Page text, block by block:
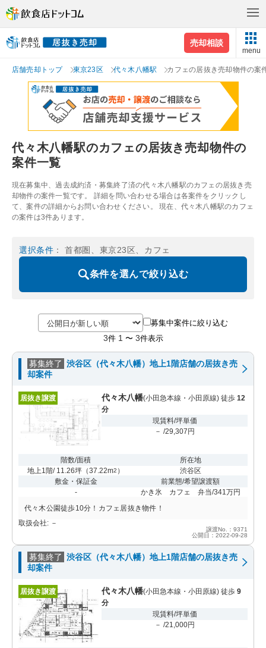
売却相談
menu
店舗売却トップ 東京23区 代々木八幡駅 カフェの居抜き売却物件の案
代々木八幡駅のカフェの居抜き売却物件の
案件一覧
現在募集中、過去成約済・募集終了済の代々木八幡駅のカフェの居抜き売
却物件の案件一覧です。 詳細を問い合わせる場合は各案件をクリックし
て、案件の詳細からお問い合わせください。 現在、代々木八幡駅のカフェ
の案件は3件あります。
選択条件 ： 首都圏、東京23区、カフェ
条件を選んで絞り込む
募集中案件に絞り込む
3件 1 〜 3件表示
募集終了 渋谷区（代々木八幡）地上1階店舗の居抜き売
却案件
居抜き譲渡 代々木八幡(小田急本線・小田原線) 徒歩 12
分
現賃料/坪単価
－ /29,307円
階数/面積
地上1階/ 11.26坪 （37.22m2 ）
所在地
渋谷区
敷金・保証金
-
前業態/希望譲渡額
かき氷 カフェ 弁当/341万円
代々木公園徒歩10分！カフェ居抜き物件！
取扱会社: －
譲渡No.：9371
公開日：2022-09-28
募集終了 渋谷区（代々木八幡）地上1階店舗の居抜き売
却案件
居抜き譲渡 代々木八幡(小田急本線・小田原線) 徒歩 9
分
現賃料/坪単価
－ /21,000円